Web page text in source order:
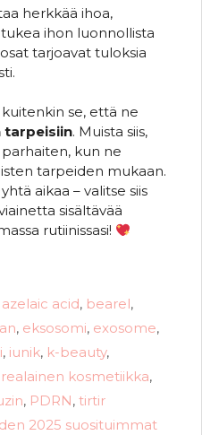
herkkää ihoa,
ihon luonnollista
tarjoavat tuloksia
se, että ne
tarpeisiin. Muista siis,
kun ne
tarpeiden mukaan.
aikaa – valitse siis
sisältävää
rutiinissasi!
azelaic acid, bearel,
, eksosomi, exosome,
, iunik, k-beauty,
kosmetiikka,
, PDRN, tirtir
2025 suosituimmat